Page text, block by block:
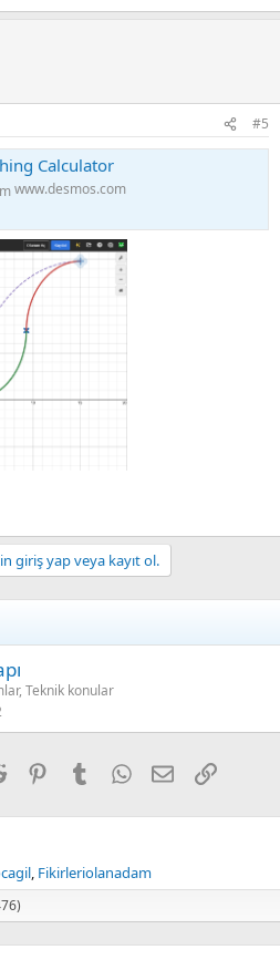
#5
Calculator
www.desmos.com
giriş yap veya kayıt ol.
Teknik konular
Reddit PinterestTumblrWhatsApp
E-postaLink
Fikirleriolanadam